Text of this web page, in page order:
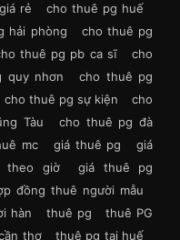
rẻ
cho thuê pg huế
hải phòng
cho thuê pg
thuê pg pb ca sĩ
cho
quy nhơn
cho thuê pg
cho thuê pg sự kiện
cho
Tàu
cho thuê pg đà
mc giá thuê pg
giá
theo giờ
giá thuê pg
đồng thuê người mẫu
hàn thuê pg
thuê PG
thơ thuê pg tại huế